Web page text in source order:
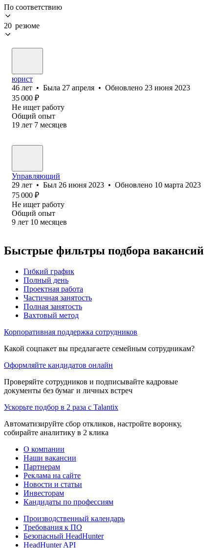
По соответствию
20 резюме
юрист
46 лет • Была 27 апреля • Обновлено 23 июня 2023
35 000 ₽
Не ищет работу
Общий опыт
19 лет 7 месяцев
Управляющий
29 лет • Был 26 июня 2023 • Обновлено 10 марта 2023
75 000 ₽
Не ищет работу
Общий опыт
9 лет 10 месяцев
Быстрые фильтры подбора вакансий
Гибкий график
Полный день
Проектная работа
Частичная занятость
Полная занятость
Вахтовый метод
Корпоративная поддержка сотрудников
Какой соцпакет вы предлагаете семейным сотрудникам?
Оформляйте кандидатов онлайн
Проверяйте сотрудников и подписывайте кадровые
документы без бумаг и личных встреч
Ускорьте подбор в 2 раза с Talantix
Автоматизируйте сбор откликов, настройте воронку,
собирайте аналитику в 2 клика
О компании
Наши вакансии
Партнерам
Реклама на сайте
Новости и статьи
Инвесторам
Кандидаты по профессиям
Производственный календарь
Требования к ПО
Безопасный HeadHunter
HeadHunter API